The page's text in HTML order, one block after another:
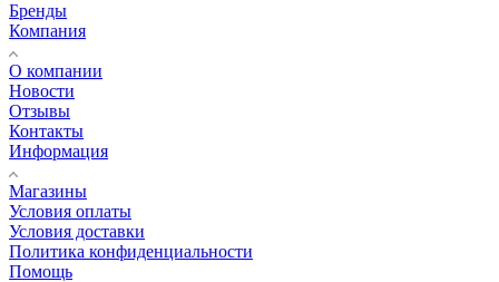
Бренды
Компания
О компании
Новости
Отзывы
Контакты
Информация
Магазины
Условия оплаты
Условия доставки
Политика конфиденциальности
Помощь